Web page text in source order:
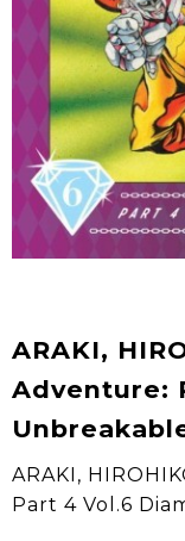
ARAKI,
Adventure:
ARAKI,
Part 4 Vol.6